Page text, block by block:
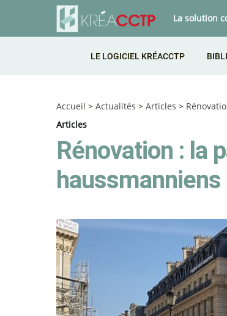
La solution
LE LOGICIEL KRÉACCTP
Accueil > Actualités > Articles >
Articles
Rénovation : la
haussmanniens